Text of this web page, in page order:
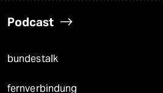
Podcast
bundestalk
fernverbindung